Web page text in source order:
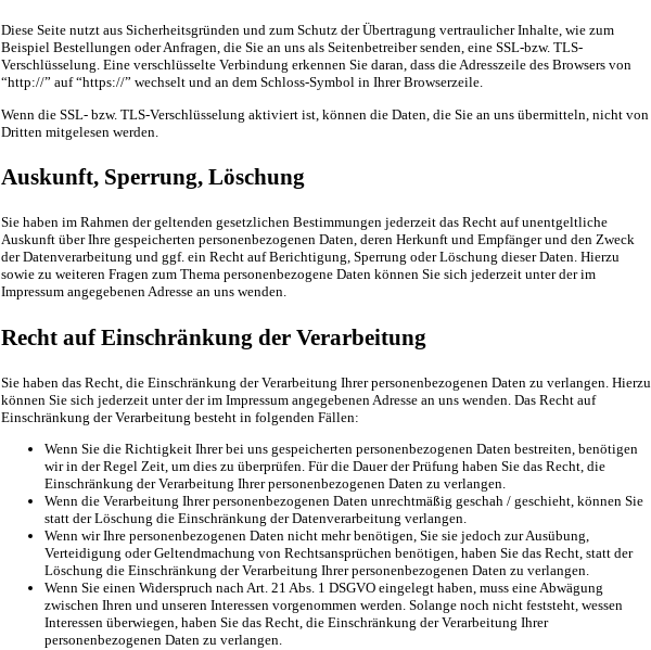
Diese Seite nutzt aus Sicherheitsgründen und zum Schutz der Übertragung vertraulicher Inhalte, wie zum
Beispiel Bestellungen oder Anfragen, die Sie an uns als Seitenbetreiber senden, eine SSL-bzw. TLS-
Verschlüsselung. Eine verschlüsselte Verbindung erkennen Sie daran, dass die Adresszeile des Browsers von
“http://” auf “https://” wechselt und an dem Schloss-Symbol in Ihrer Browserzeile.
Wenn die SSL- bzw. TLS-Verschlüsselung aktiviert ist, können die Daten, die Sie an uns übermitteln, nicht von
Dritten mitgelesen werden.
Auskunft, Sperrung, Löschung
Sie haben im Rahmen der geltenden gesetzlichen Bestimmungen jederzeit das Recht auf unentgeltliche
Auskunft über Ihre gespeicherten personenbezogenen Daten, deren Herkunft und Empfänger und den Zweck
der Datenverarbeitung und ggf. ein Recht auf Berichtigung, Sperrung oder Löschung dieser Daten. Hierzu
sowie zu weiteren Fragen zum Thema personenbezogene Daten können Sie sich jederzeit unter der im
Impressum angegebenen Adresse an uns wenden.
Recht auf Einschränkung der Verarbeitung
Sie haben das Recht, die Einschränkung der Verarbeitung Ihrer personenbezogenen Daten zu verlangen. Hierzu
können Sie sich jederzeit unter der im Impressum angegebenen Adresse an uns wenden. Das Recht auf
Einschränkung der Verarbeitung besteht in folgenden Fällen:
Wenn Sie die Richtigkeit Ihrer bei uns gespeicherten personenbezogenen Daten bestreiten, benötigen
wir in der Regel Zeit, um dies zu überprüfen. Für die Dauer der Prüfung haben Sie das Recht, die
Einschränkung der Verarbeitung Ihrer personenbezogenen Daten zu verlangen.
Wenn die Verarbeitung Ihrer personenbezogenen Daten unrechtmäßig geschah / geschieht, können Sie
statt der Löschung die Einschränkung der Datenverarbeitung verlangen.
Wenn wir Ihre personenbezogenen Daten nicht mehr benötigen, Sie sie jedoch zur Ausübung,
Verteidigung oder Geltendmachung von Rechtsansprüchen benötigen, haben Sie das Recht, statt der
Löschung die Einschränkung der Verarbeitung Ihrer personenbezogenen Daten zu verlangen.
Wenn Sie einen Widerspruch nach Art. 21 Abs. 1 DSGVO eingelegt haben, muss eine Abwägung
zwischen Ihren und unseren Interessen vorgenommen werden. Solange noch nicht feststeht, wessen
Interessen überwiegen, haben Sie das Recht, die Einschränkung der Verarbeitung Ihrer
personenbezogenen Daten zu verlangen.